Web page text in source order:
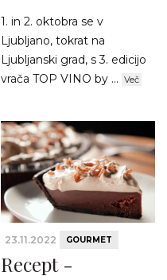
1. in 2. oktobra se v
Ljubljano, tokrat na
Ljubljanski grad, s 3. edicijo
vrača TOP VINO by ... Več
23.11.2022 GOURMET
Recept -